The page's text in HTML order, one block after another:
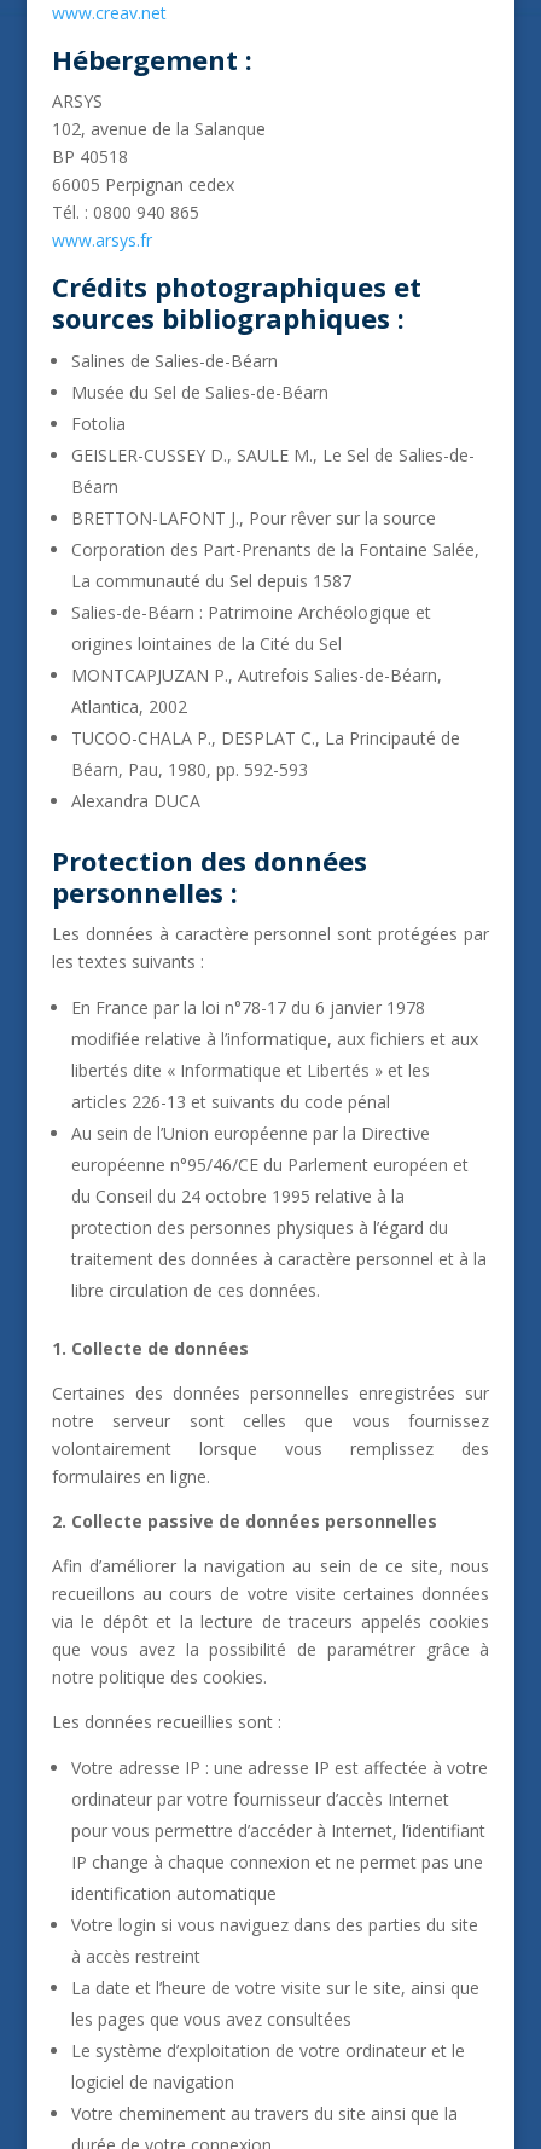
www.creav.net
Hébergement :
ARSYS
102, avenue de la Salanque
BP 40518
66005 Perpignan cedex
Tél. : 0800 940 865
www.arsys.fr
Crédits photographiques et
sources bibliographiques :
Salines de Salies-de-Béarn
Musée du Sel de Salies-de-Béarn
Fotolia
GEISLER-CUSSEY D., SAULE M., Le Sel de Salies-de-
Béarn
BRETTON-LAFONT J., Pour rêver sur la source
Corporation des Part-Prenants de la Fontaine Salée,
La communauté du Sel depuis 1587
Salies-de-Béarn : Patrimoine Archéologique et
origines lointaines de la Cité du Sel
MONTCAPJUZAN P., Autrefois Salies-de-Béarn,
Atlantica, 2002
TUCOO-CHALA P., DESPLAT C., La Principauté de
Béarn, Pau, 1980, pp. 592-593
Alexandra DUCA
Protection des données
personnelles :
Les données à caractère personnel sont protégées par
les textes suivants :
En France par la loi n°78-17 du 6 janvier 1978
modifiée relative à l’informatique, aux fichiers et aux
libertés dite « Informatique et Libertés » et les
articles 226-13 et suivants du code pénal
Au sein de l’Union européenne par la Directive
européenne n°95/46/CE du Parlement européen et
du Conseil du 24 octobre 1995 relative à la
protection des personnes physiques à l’égard du
traitement des données à caractère personnel et à la
libre circulation de ces données.
1. Collecte de données
Certaines des données personnelles enregistrées sur
notre serveur sont celles que vous fournissez
volontairement lorsque vous remplissez des
formulaires en ligne.
2. Collecte passive de données personnelles
Afin d’améliorer la navigation au sein de ce site, nous
recueillons au cours de votre visite certaines données
via le dépôt et la lecture de traceurs appelés cookies
que vous avez la possibilité de paramétrer grâce à
notre politique des cookies.
Les données recueillies sont :
Votre adresse IP : une adresse IP est affectée à votre
ordinateur par votre fournisseur d’accès Internet
pour vous permettre d’accéder à Internet, l’identifiant
IP change à chaque connexion et ne permet pas une
identification automatique
Votre login si vous naviguez dans des parties du site
à accès restreint
La date et l’heure de votre visite sur le site, ainsi que
les pages que vous avez consultées
Le système d’exploitation de votre ordinateur et le
logiciel de navigation
Votre cheminement au travers du site ainsi que la